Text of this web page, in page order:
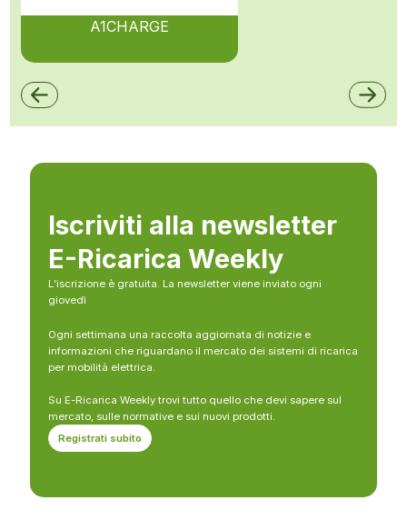
A1CHARGE
Iscriviti alla newsletter
E-Ricarica Weekly
L’iscrizione è gratuita. La newsletter viene inviato ogni
giovedì
Ogni settimana una raccolta aggiornata di notizie e
informazioni che riguardano il mercato dei sistemi di ricarica
per mobilità elettrica.
Su E-Ricarica Weekly trovi tutto quello che devi sapere sul
mercato, sulle normative e sui nuovi prodotti.
Registrati subito